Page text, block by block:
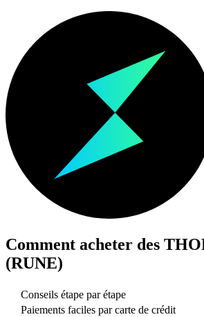
Comment acheter des
(RUNE)
Conseils étape par étape
Paiements faciles par carte de crédit